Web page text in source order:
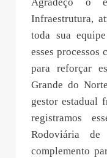
Infraestrutura,
toda sua
esses processos
para reforçar
Grande do
gestor estadual
registramos
Rodoviária
complemento